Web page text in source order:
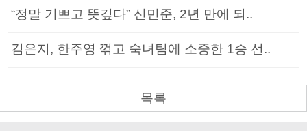
“정말 기쁘고 뜻깊다” 신민준, 2년 만에 되..
김은지, 한주영 꺾고 숙녀팀에 소중한 1승 선..
목록